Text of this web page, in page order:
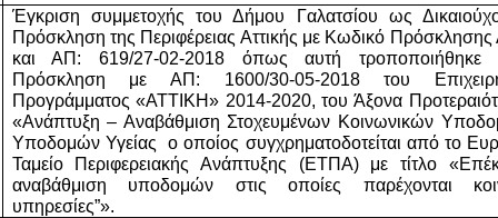
Έγκριση συμμετοχής του Δήμου Γαλατσίου ως
Πρόσκληση της Περιφέρειας Αττικής με Κωδικό
και ΑΠ: 619/27-02-2018 όπως αυτή τροποποιήθηκε
Πρόσκληση με ΑΠ: 1600/30-05-2018 του
Προγράμματος «ΑΤΤΙΚΗ» 2014-2020, του Άξονα
«Ανάπτυξη – Αναβάθμιση Στοχευμένων Κοινωνικών
Υποδομών Υγείας  ο οποίος συγχρηματοδοτείται από το
Ταμείο Περιφερειακής Ανάπτυξης (ΕΤΠΑ) με τίτλο
αναβάθμιση υποδομών στις οποίες παρέχονται
υπηρεσίες”».